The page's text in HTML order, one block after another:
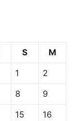
S M
1 2
8 9
15 16